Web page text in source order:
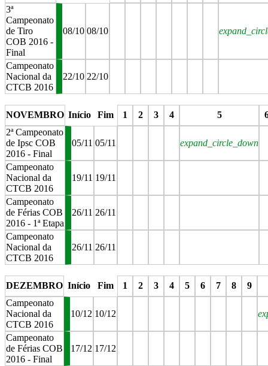
3ª
Campeonato
de Tiro
COB 2016 -
Final
08/10 08/10
Campeonato
Nacional da
CTCB 2016
22/10 22/10
NOVEMBRO Início Fim 1 2 3 4 5
2ª Campeonato
de Ipsc COB
2016 - Final
05/11 05/11 expand_circle_down
Campeonato
Nacional da
CTCB 2016
19/11 19/11
Campeonato
de Férias COB
2016 - 1ª Etapa
26/11 26/11
Campeonato
Nacional da
CTCB 2016
26/11 26/11
DEZEMBRO Início Fim 1 2 3 4 5 6 7 8
9
Campeonato
Nacional da
CTCB 2016
10/12 10/12
Campeonato
de Férias COB
2016 - Final
17/12 17/12